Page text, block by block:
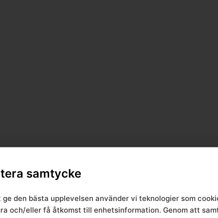
samtycke
ge den bästa upplevelsen använder vi teknologier som
och/eller få åtkomst till enhetsinformation. Genom att